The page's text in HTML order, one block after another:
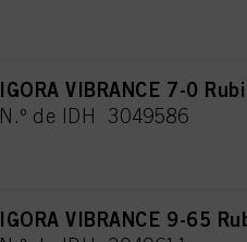
IGORA VIBRANCE 7-0
N.º de IDH 3049586
IGORA VIBRANCE 9-65